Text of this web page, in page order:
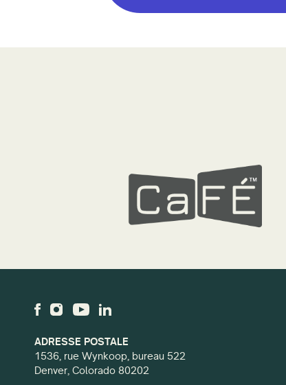
ADRESSE POSTALE
1536, rue Wynkoop, bureau 522
Denver, Colorado 80202